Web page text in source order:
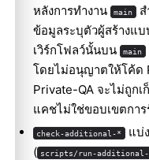
หลังการทำงาน
main
ข้อมูลระบุตัวผู้สร้างแ
เวิร์กโฟลว์นั้นบน
main
โดยไม่อนุญาตให้โค้ด
Private-QA จะไม่ถูก
แคชไม่ใช่ขอบเขตกา
check-additional-*
แบ่
( scripts/run-additional-